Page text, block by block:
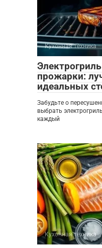
Кухонная техника
прожарки:
идеальных
Забудьте о
выбрать
каждый
Кухонная техника